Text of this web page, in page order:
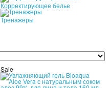
Корректирующее белье
Тренажеры
Sale